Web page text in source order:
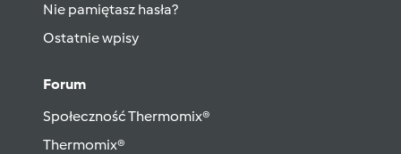
Nie pamiętasz hasła?
Ostatnie wpisy
Forum
Społeczność Thermomix®
Thermomix®